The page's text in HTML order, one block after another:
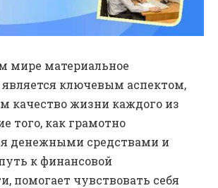
мире материальное
является ключевым аспектом,
качество жизни каждого из
того, как грамотно
денежными средствами и
к финансовой
помогает чувствовать себя